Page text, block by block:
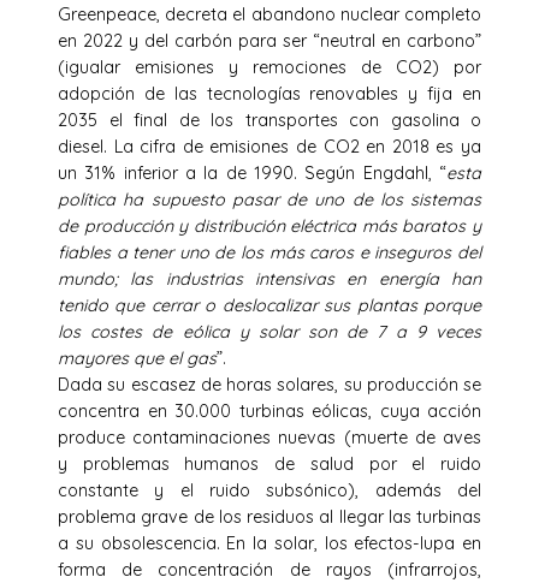
Greenpeace, decreta el abandono nuclear completo
en 2022 y del carbón para ser “neutral en carbono”
(igualar emisiones y remociones de CO2) por
adopción de las tecnologías renovables y fija en
2035 el final de los transportes con gasolina o
diesel. La cifra de emisiones de CO2 en 2018 es ya
un 31% inferior a la de 1990. Según Engdahl, “esta
política ha supuesto pasar de uno de los sistemas
de producción y distribución eléctrica más baratos y
fiables a tener uno de los más caros e inseguros del
mundo; las industrias intensivas en energía han
tenido que cerrar o deslocalizar sus plantas porque
los costes de eólica y solar son de 7 a 9 veces
mayores que el gas”.
Dada su escasez de horas solares, su producción se
concentra en 30.000 turbinas eólicas, cuya acción
produce contaminaciones nuevas (muerte de aves
y problemas humanos de salud por el ruido
constante y el ruido subsónico), además del
problema grave de los residuos al llegar las turbinas
a su obsolescencia. En la solar, los efectos-lupa en
forma de concentración de rayos (infrarrojos,